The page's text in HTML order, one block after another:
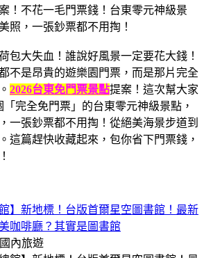
包大失血！誰說好風景一定要花大錢！
不是昂貴的遊樂園門票，而是那片完全
2026台東免門票景點提案！這次幫大家
完全免門票」的台東零元神級景點，
一張鈔票都不用掏！從絕美海景步道到
這篇趕快收藏起來，包你省下門票錢，
】新地標！台版首爾星空圖書館！最新
咖啡廳？其實是圖書館
國內旅遊